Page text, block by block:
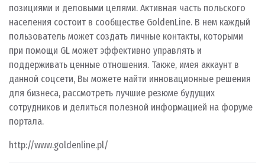
позициями и деловыми целями. Активная часть польского
населения состоит в сообществе GoldenLine. В нем каждый
пользователь может создать личные контакты, которыми
при помощи GL может эффективно управлять и
поддерживать ценные отношения. Также, имея аккаунт в
данной соцсети, Вы можете найти инновационные решения
для бизнеса, рассмотреть лучшие резюме будущих
сотрудников и делиться полезной информацией на форуме
портала.
http://www.goldenline.pl/